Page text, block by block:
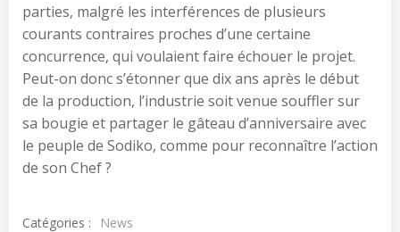
parties, malgré les interférences de plusieurs
courants contraires proches d’une certaine
concurrence, qui voulaient faire échouer le projet.
Peut-on donc s’étonner que dix ans après le début
de la production, l’industrie soit venue souffler sur
sa bougie et partager le gâteau d’anniversaire avec
le peuple de Sodiko, comme pour reconnaître l’action
de son Chef ?
Catégories : News